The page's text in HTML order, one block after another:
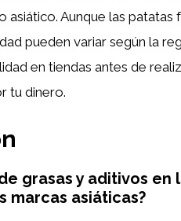
Aunque las patatas
pueden variar según la
en tiendas antes de
tu dinero.
grasas y aditivos en
marcas asiáticas?